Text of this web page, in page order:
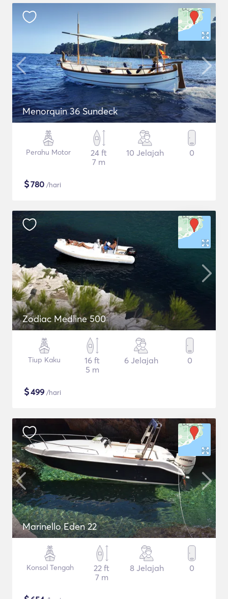
Menorquin 36 Sundeck
Perahu Motor
24 ft
7 m
10 Jelajah 0
$780 /hari
Zodiac Medline 500
Tiup Kaku
16 ft
5 m
6 Jelajah 0
$499 /hari
Marinello Eden 22
Konsol Tengah
22 ft
7 m
8 Jelajah 0